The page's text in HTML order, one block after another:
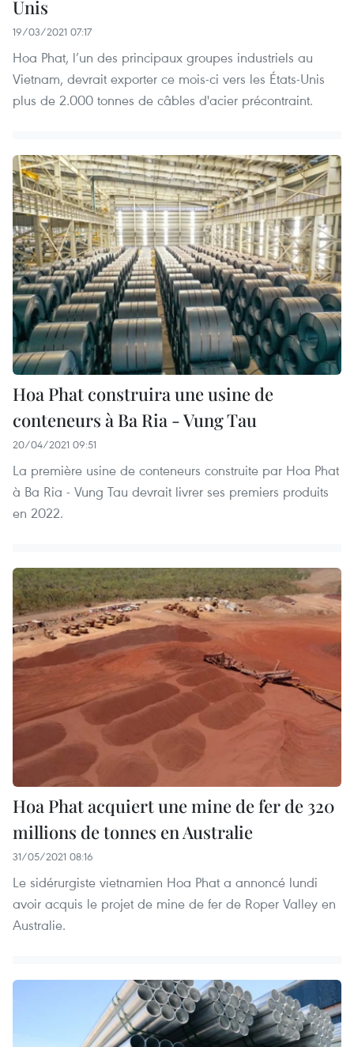
Unis
19/03/2021 07:17
Hoa Phat, l’un des principaux groupes industriels au
Vietnam, devrait exporter ce mois-ci vers les États-Unis
plus de 2.000 tonnes de câbles d'acier précontraint.
Hoa Phat construira une usine de
conteneurs à Ba Ria - Vung Tau
20/04/2021 09:51
La première usine de conteneurs construite par Hoa Phat
à Ba Ria - Vung Tau devrait livrer ses premiers produits
en 2022.
Hoa Phat acquiert une mine de fer de 320
millions de tonnes en Australie
31/05/2021 08:16
Le sidérurgiste vietnamien Hoa Phat a annoncé lundi
avoir acquis le projet de mine de fer de Roper Valley en
Australie.